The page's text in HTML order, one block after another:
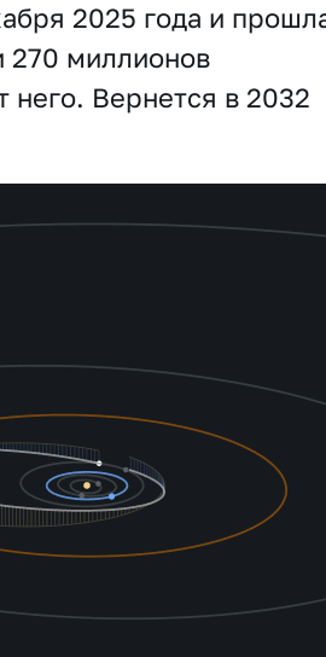
2025 года и
270 миллионов
него. Вернется в 2032